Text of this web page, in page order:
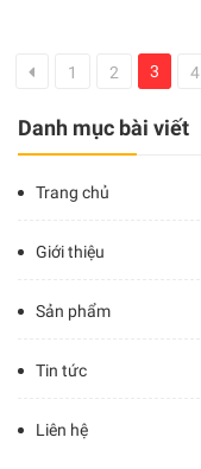
Danh mục bài viết
Trang chủ
Giới thiệu
Sản phẩm
Tin tức
Liên hệ
1 2 3 4